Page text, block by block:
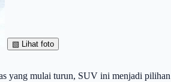
▧ Lihat foto
yang mulai turun, SUV ini menjadi